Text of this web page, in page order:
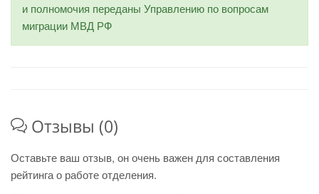
и полномочия переданы Управлению по вопросам
миграции МВД РФ
Отзывы (0)
Оставьте ваш отзыв, он очень важен для составления
рейтинга о работе отделения.